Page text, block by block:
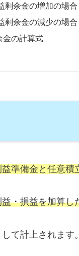
剰余金の増加の場合
剰余金の減少の場合
金の計算式
準備金と任意積
・損益を加算し
て計上されます。